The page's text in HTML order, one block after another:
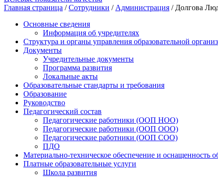
Главная страница /Сотрудники / Администрация / Дол­го­ва
Основные сведения
Информация об учредителях
Структура и органы управления образовательной
Документы
Учредительные документы
Программа развития
Локальные акты
Образовательные стандарты и требования
Образование
Руководство
Педагогический состав
Педагогические работники (ООП НОО)
Педагогические работники (ООП ООО)
Педагогические работники (ООП СОО)
ПДО
Материально-техническое обеспечение и оснащенность
Платные образовательные услуги
Школа развития